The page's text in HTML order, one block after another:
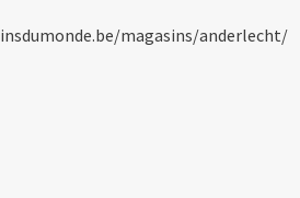
magasins/anderlecht/